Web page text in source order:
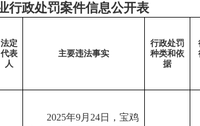
行政处罚案件信息公开表
法定
代表
人
主要违法事实
行政处罚
种类和依
据
2025年9月 24日，宝鸡